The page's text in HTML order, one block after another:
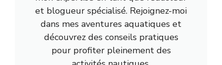
et blogueur spécialisé. Rejoignez-moi
dans mes aventures aquatiques et
découvrez des conseils pratiques
pour profiter pleinement des